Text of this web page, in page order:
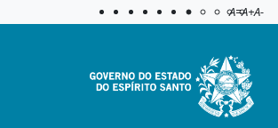
Aplicar
A=A+A-